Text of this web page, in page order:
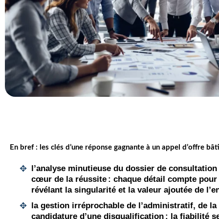
En bref : les clés d’une réponse gagnante à un appel d’offre
l’analyse minutieuse du dossier de
cœur de la réussite : chaque détail compte
révélant la singularité et la valeur ajoutée de
la gestion irréprochable de l’administratif, de
candidature d’une disqualification : la fiabilité